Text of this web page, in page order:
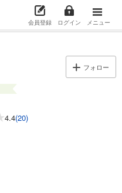
会員登録 ログイン メニュー
フォロー
4.4(20)